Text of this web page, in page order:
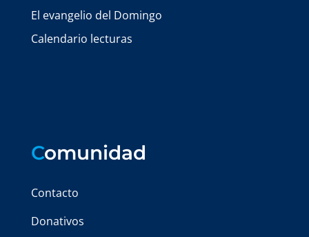
El evangelio del Domingo
Calendario lecturas
Comunidad
Contacto
Donativos